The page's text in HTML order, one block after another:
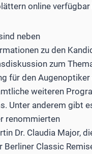
online verfügbar
neben
zu den
zum
für den
weiteren
Unter anderem gibt
renommierten
Dr. Claudia Major,
Berliner Classic